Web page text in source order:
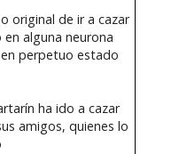
original de ir a cazar
alguna neurona
perpetuo estado
ha ido a cazar
amigos, quienes lo